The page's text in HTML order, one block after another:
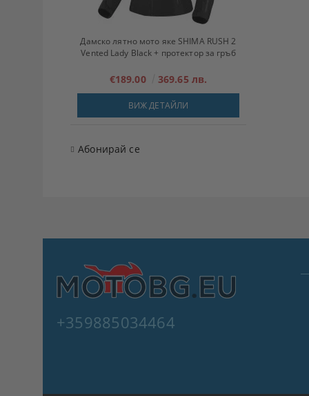
Дамско лятно мото яке SHIMA RUSH 2
Vented Lady Black + протектор за гръб
€189.00 369.65 лв.
ВИЖ ДЕТАЙЛИ
Абонирай се
+359885034464